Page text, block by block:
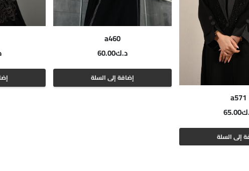
a571
65.00
إلى السلة
a460
د.ك60.00
إضافة إلى السلة